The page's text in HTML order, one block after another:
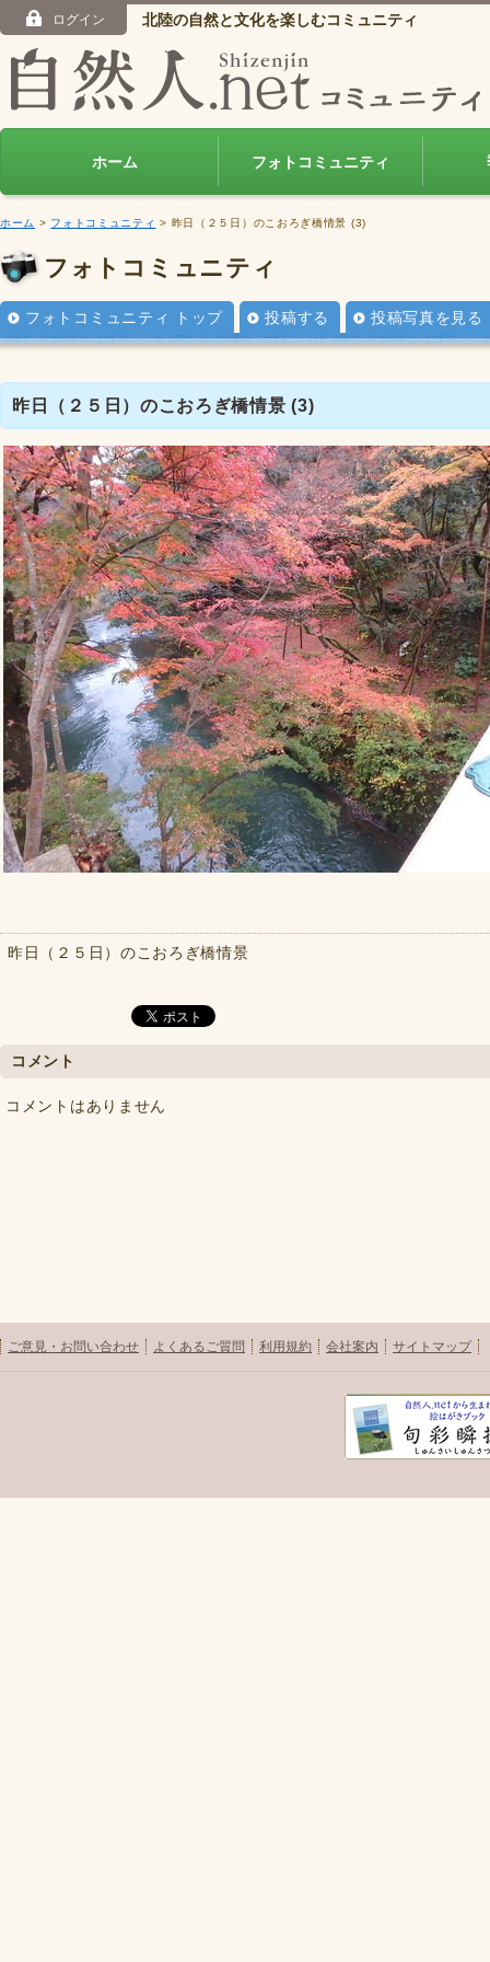
ログイン 北陸の自然と文化を楽しむコミュニティ
ホーム フォトコミュニティ
ホーム > フォトコミュニティ > 昨日（２５日）のこおろぎ橋情景 (3)
フォトコミュニティ
フォトコミュニティ トップ 投稿する 投稿写真を見る
昨日（２５日）のこおろぎ橋情景 (3)
昨日（２５日）のこおろぎ橋情景
コメント
コメントはありません
ご意見・お問い合わせ よくあるご質問 利用規約 会社案内 サイトマップ